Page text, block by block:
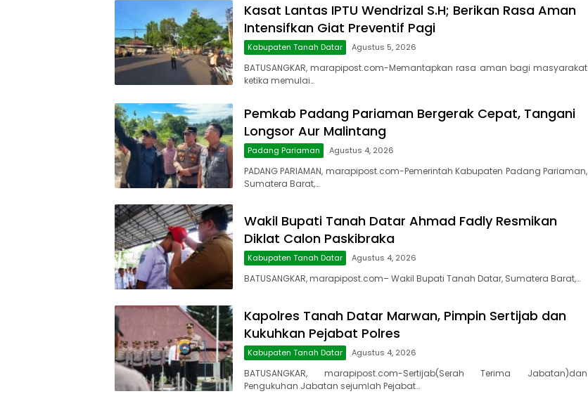
Kasat Lantas IPTU Wendrizal S.H; Berikan Rasa Aman
Intensifkan Giat Preventif Pagi
Kabupaten Tanah Datar Agustus 5, 2026
BATUSANGKAR, marapipost.com-Memantapkan rasa aman bagi masyarakat
ketika memulai…
Pemkab Padang Pariaman Bergerak Cepat, Tangani
Longsor Aur Malintang
Padang Pariaman Agustus 4, 2026
PADANG PARIAMAN, marapipost.com-Pemerintah Kabupaten Padang Pariaman,
Sumatera Barat,…
Wakil Bupati Tanah Datar Ahmad Fadly Resmikan
Diklat Calon Paskibraka
Kabupaten Tanah Datar Agustus 4, 2026
BATUSANGKAR, marapipost.com– Wakil Bupati Tanah Datar, Sumatera Barat,…
Kapolres Tanah Datar Marwan, Pimpin Sertijab dan
Kukuhkan Pejabat Polres
Kabupaten Tanah Datar Agustus 4, 2026
BATUSANGKAR, marapipost.com-Sertijab(Serah Terima Jabatan)dan
Pengukuhan Jabatan sejumlah Pejabat…